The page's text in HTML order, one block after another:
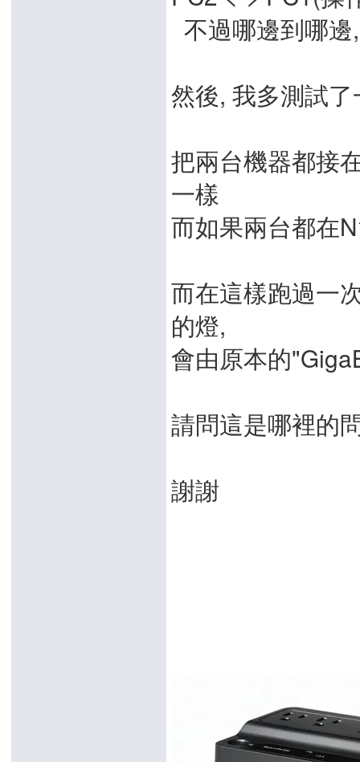
不過哪邊到哪
然後, 我多測試了
把兩台機器都接
一樣
而如果兩台都在
而在這樣跑過一
的燈,
會由原本的
請問這是哪裡的
謝謝